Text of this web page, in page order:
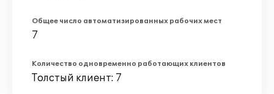
Общее число автоматизированных рабочих мест
7
Количество одновременно работающих клиентов
Толстый клиент: 7